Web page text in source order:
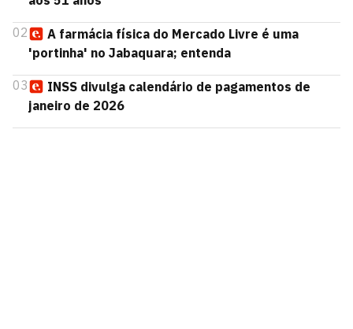
02
A farmácia física do Mercado Livre é uma
'portinha' no Jabaquara; entenda
03
INSS divulga calendário de pagamentos de
janeiro de 2026